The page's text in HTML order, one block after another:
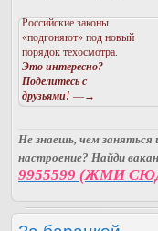
Российские законы
«подгоняют» под новый
порядок техосмотра.
Это интересно?
Поделитесь с
друзьями! —→
Не знаешь, чем заняться
настроение? Найди
9955599 (ЖМИ